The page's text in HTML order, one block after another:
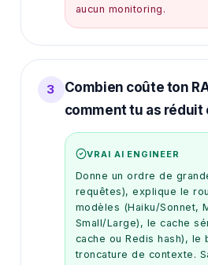
aucun monitoring.
3
Combien coûte ton
comment tu as réduit
VRAI AI ENGINEER
Donne un ordre de
requêtes), explique le
modèles (Haiku/Sonnet,
Small/Large), le cache
cache ou Redis hash), le
troncature de contexte.